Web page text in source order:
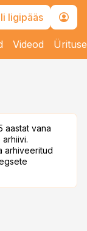
ligipääs
Videod
aastat vana
arhiveeritud